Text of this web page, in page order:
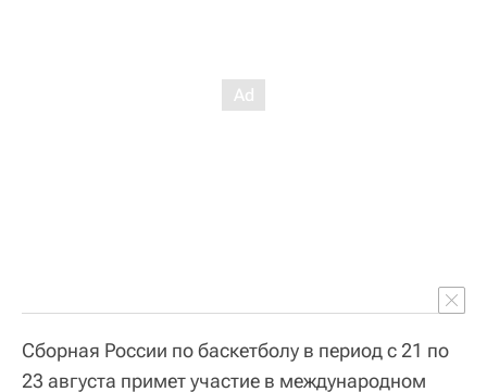
Cборная России по баскетболу в период с 21 по
23 августа примет участие в международном